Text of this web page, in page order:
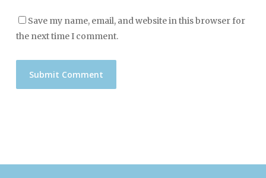
Save my name, email, and website in this browser for
the next time I comment.